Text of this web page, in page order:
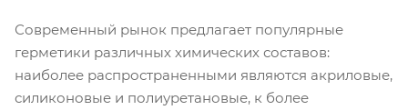
Современный рынок предлагает популярные
герметики различных химических составов:
наиболее распространенными являются акриловые,
силиконовые и полиуретановые, к более